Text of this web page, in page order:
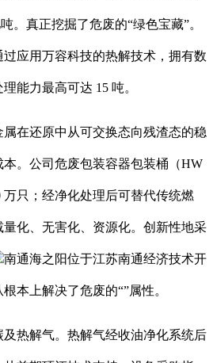
。真正挖掘了危废的“绿色宝藏”。
应用万容科技的热解技术，拥有数
能力最高可达 15 吨。
还原中从可交换态向残渣态的稳
。公司危废包装容器包装桶（HW
万只；经净化处理后可替代传统燃
化、无害化、资源化。创新性地采
南通海之阳位于江苏南通经济技术开
本上解决了危废的“”属性。
热解气。热解气经收油净化系统后